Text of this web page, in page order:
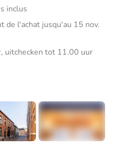
inclus
de l'achat jusqu'au 15 nov.
uitchecken tot 11.00 uur